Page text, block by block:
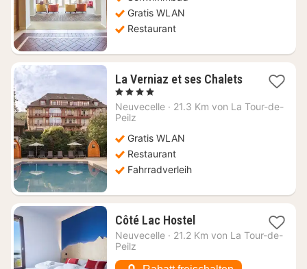
Gratis WLAN
Restaurant
La Verniaz et ses Chalets
1
Nacht
ab
€
, 4 Sterne
Neuvecelle · 21.3 Km von La Tour-de-
Peilz
Gratis WLAN
Restaurant
Fahrradverleih
Côté Lac Hostel1
Nacht
Neuvecelle · 21.2 Km von La Tour-de-
Peilz